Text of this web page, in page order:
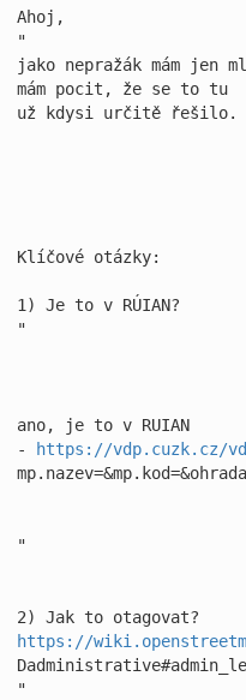
Ahoj,
"
jako nepražák mám jen
mám pocit, že se to tu
už kdysi určitě řešilo.
Klíčové otázky:
1) Je to v RÚIAN?
"
ano, je to v RUIAN
-
https://vdp.cuzk.cz/
"
https://
"